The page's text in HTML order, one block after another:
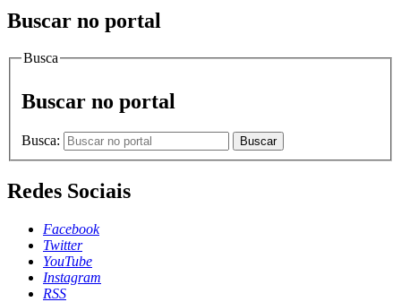
Buscar no portal
Busca
Buscar no portal
Busca: Buscar
Redes Sociais
Facebook
Twitter
YouTube
Instagram
RSS